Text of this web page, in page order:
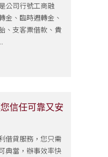
公司行號工商融
金、臨時週轉金、
、支客票借款、貴
信任可靠又安
借貸服務，您只需
典當，辦事效率快